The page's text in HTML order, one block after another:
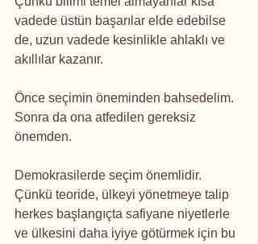
vadede üstün başarılar elde edebilse
de, uzun vadede kesinlikle ahlaklı ve
akıllılar kazanır.
Önce seçimin öneminden bahsedelim.
Sonra da ona atfedilen gereksiz
önemden.
Demokrasilerde seçim önemlidir.
Çünkü teoride, ülkeyi yönetmeye talip
herkes başlangıçta safiyane niyetlerle
ve ülkesini daha iyiye götürmek için bu